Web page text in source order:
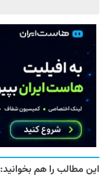
این مطالب را هم بخوانید: